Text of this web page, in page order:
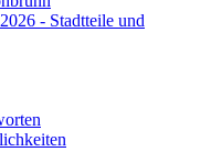
- Stadtteile und